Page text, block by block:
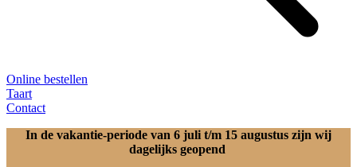
Online bestellen
Taart
Contact
In de vakantie-periode van 6 juli t/m 15 augustus zijn wij
dagelijks geopend